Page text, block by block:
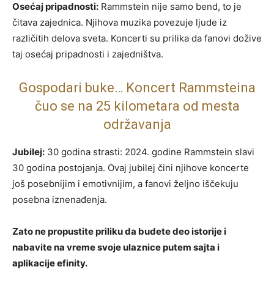
Osećaj pripadnosti: Rammstein nije samo bend, to je
čitava zajednica. Njihova muzika povezuje ljude iz
različitih delova sveta. Koncerti su prilika da fanovi dožive
taj osećaj pripadnosti i zajedništva.
Gospodari buke… Koncert Rammsteina
čuo se na 25 kilometara od mesta
održavanja
Jubilej: 30 godina strasti: 2024. godine Rammstein slavi
30 godina postojanja. Ovaj jubilej čini njihove koncerte
još posebnijim i emotivnijim, a fanovi željno iščekuju
posebna iznenađenja.
Zato ne propustite priliku da budete deo istorije i
nabavite na vreme svoje ulaznice putem sajta i
aplikacije efinity.